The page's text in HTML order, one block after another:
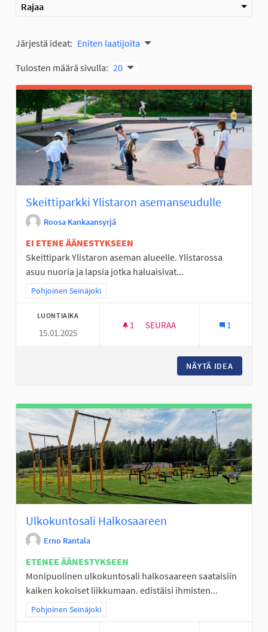
Rajaa
Järjestä ideat: Eniten laatijoita
Tulosten määrä sivulla: 20
Skeittiparkki Ylistaron asemanseudulle
Roosa Kankaansyrjä
EI ETENE ÄÄNESTYKSEEN
Skeittipark Ylistaron aseman alueelle. Ylistarossa
asuu nuoria ja lapsia jotka haluaisivat...
Rajaa tulokset teeman mukaan: Pohjoinen Seinäjoki
Pohjoinen Seinäjoki
LUONTIAIKA
15.01.2025
1 1 SEURAAJA
SEURAA 1
NÄYTÄ IDEA
Ulkokuntosali Halkosaareen
Erno Rantala
ETENEE ÄÄNESTYKSEEN
Monipuolinen ulkokuntosali halkosaareen saataisiin
kaiken kokoiset liikkumaan. edistäisi ihmisten...
Rajaa tulokset teeman mukaan: Pohjoinen Seinäjoki
Pohjoinen Seinäjoki